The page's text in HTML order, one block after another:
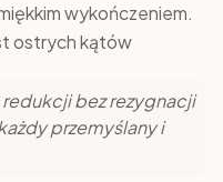
wykończeniem.
ostrych kątów
bez rezygnacji
przemyślany i